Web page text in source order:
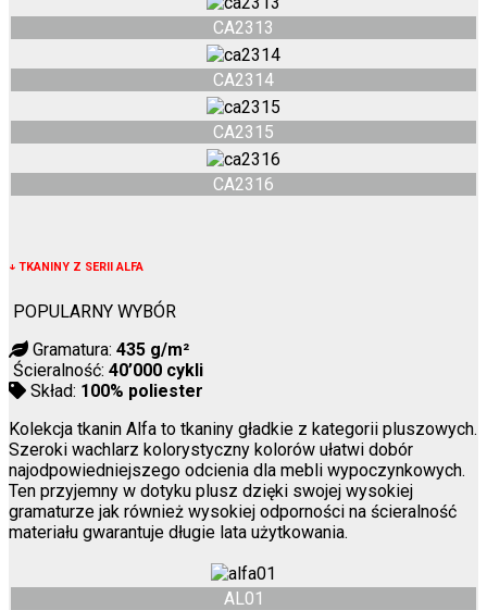
CA2313
CA2314
CA2315
CA2316
↓ TKANINY Z SERII ALFA
POPULARNY WYBÓR
Gramatura: 435 g/m²
Ścieralność: 40’000 cykli
Skład: 100% poliester
Kolekcja tkanin Alfa to tkaniny gładkie z kategorii pluszowych.
Szeroki wachlarz kolorystyczny kolorów ułatwi dobór
najodpowiedniejszego odcienia dla mebli wypoczynkowych.
Ten przyjemny w dotyku plusz dzięki swojej wysokiej
gramaturze jak również wysokiej odporności na ścieralność
materiału gwarantuje długie lata użytkowania.
AL01